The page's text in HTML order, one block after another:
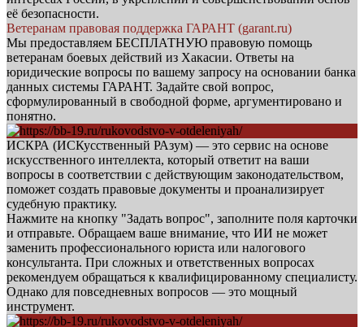
её безопасности.
Ветеранам правовая поддержка ГАРАНТ (garant.ru)
Мы предоставляем БЕСПЛАТНУЮ правовую помощь
ветеранам боевых действий из Хакасии. Ответы на
юридические вопросы по вашему запросу на основании банка
данных системы ГАРАНТ. Задайте свой вопрос,
сформулированный в свободной форме, аргументировано и
понятно.
ИСКРА (ИСКусственный РАзум) — это сервис на основе
искусственного интеллекта, который ответит на ваши
вопросы в соответствии с действующим законодательством,
поможет создать правовые документы и проанализирует
судебную практику.
Нажмите на кнопку "Задать вопрос", заполните поля карточки
и отправьте. Обращаем ваше внимание, что ИИ не может
заменить профессионального юриста или налогового
консультанта. При сложных и ответственных вопросах
рекомендуем обращаться к квалифицированному специалисту.
Однако для повседневных вопросов — это мощный
инструмент.